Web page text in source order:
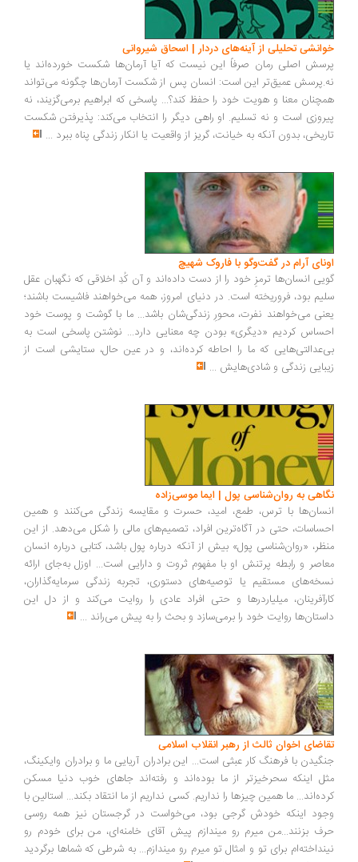
تحلیلی از آینه‌های دردار | اسحاق شیروانی
اصلی رمان صرفاً این نیست که آیا آرمان‌ها شکست خورده‌اند یا
عمیق‌تر این است: انسان پس از شکست آرمان‌ها چگونه می‌تواند
معنا و هویت خود را حفظ کند؟... پاسخی که ابراهیم برمی‌گزیند، نه
است و نه تسلیم. او راهی دیگر را انتخاب می‌کند: پذیرفتن شکست
بدون آنکه به خیانت، گریز از واقعیت یا انکار زندگی پناه ببرد...
آرام در گفت‌وگو با فاروک شهیچ‭
انسان‌ها ترمزِ خود را از دست داده‌اند و آن کُدِ اخلاقی که نگهبان عقل
بود، فروریخته است. در دنیای امروز، همه می‌خواهند فاشیست باشند؛
می‌خواهند نفرت، محورِ زندگی‌شان باشد... ما با گوشت و پوست خود
کردیم «دیگری» بودن چه معنایی دارد... نوشتن پاسخی است به
که ما را احاطه کرده‌اند، و در عین حال، ستایشی است از
زندگی و شادی‌هایش...
به روان‌شناسی پول | ایما موسی‌زاده
با ترس، طمع، امید، حسرت و مقایسه زندگی می‌کنند و همین
حتی در آگاه‌ترین افراد، تصمیم‌های مالی را شکل می‌دهد. از این
«روان‌شناسی پول» بیش از آنکه درباره پول باشد، کتابی درباره انسان
و رابطه پرتنش او با مفهوم ثروت و دارایی است... اوزل به‌جای ارائه
مستقیم یا توصیه‌های دستوری، تجربه زندگی سرمایه‌گذاران،
میلیاردرها و حتی افراد عادی را روایت می‌کند و از دل این
روایت خود را برمی‌سازد و بحث را به پیش می‌راند...
اخوان ثالث از رهبر انقلاب اسلامی
با فرهنگ کار عبثی است... این برادران آریایی ما و برادران وایکینگ،
اینکه سحرخیزتر از ما بوده‌اند و رفته‌اند جاهای خوب دنیا مسکن
ما همین چیزها را نداریم. کسی نداریم از ما انتقاد بکند... استالین با
اینکه خودش گرجی بود، می‌خواست در گرجستان نیز همه روسی
بزنند...من میرم رو میندازم پیش آقای خامنه‌ای، من برای خودم رو
برای تو و امثال تو میرم رو میندازم... به شرطی که شماها برگردید